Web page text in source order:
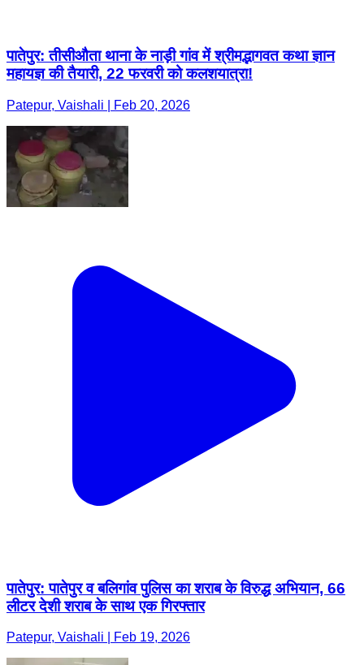
पातेपुर: तीसीऔता थाना के नाड़ी गांव में श्रीमद्भागवत कथा ज्ञान
महायज्ञ की तैयारी, 22 फरवरी को कलशयात्रा!
Patepur, Vaishali | Feb 20, 2026
पातेपुर: पातेपुर व बलिगांव पुलिस का शराब के विरुद्ध अभियान, 66
लीटर देशी शराब के साथ एक गिरफ्तार
Patepur, Vaishali | Feb 19, 2026